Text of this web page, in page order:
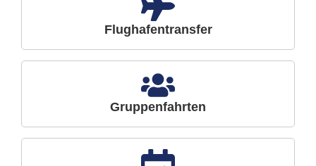
Flughafentransfer
Gruppenfahrten